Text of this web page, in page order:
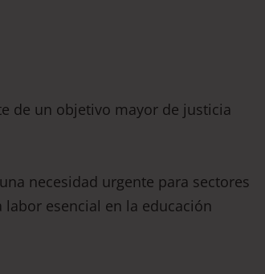
de un objetivo mayor de justicia
necesidad urgente para sectores
esencial en la educación